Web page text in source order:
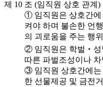
제 10 조 (임직원 상호 관계)
① 임직원은 상호간에
켜야 하며 불손한 언
의 괴로움을 주는 행
② 임직원은 학벌‧
따른 파벌조성이나
③ 임직원 상호간에는
한 선물제공 및 금전